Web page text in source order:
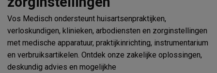
Vos Medisch ondersteunt huisartsenpraktijken,
verloskundigen, klinieken, arbodiensten en zorginstellingen
met medische apparatuur, praktijkinrichting, instrumentarium
en verbruiksartikelen. Ontdek onze zakelijke oplossingen,
deskundig advies en mogelijkhe